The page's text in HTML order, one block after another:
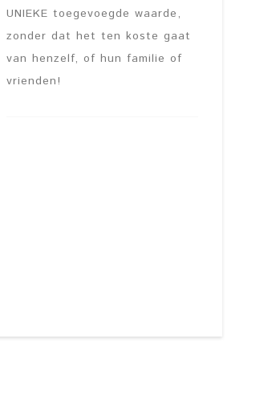
UNIEKE toegevoegde waarde,
zonder dat het ten koste gaat
van henzelf, of hun familie of
vrienden!